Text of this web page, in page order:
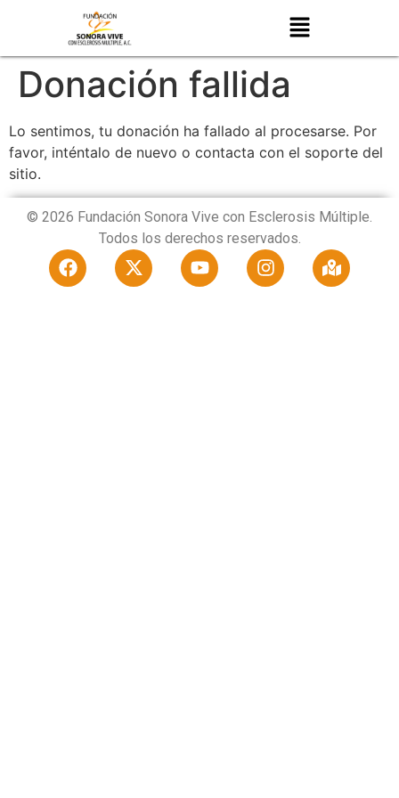
Donación fallida
Lo sentimos, tu donación ha fallado al procesarse. Por
favor, inténtalo de nuevo o contacta con el soporte del
sitio.
© 2026 Fundación Sonora Vive con Esclerosis Múltiple.
Todos los derechos reservados.